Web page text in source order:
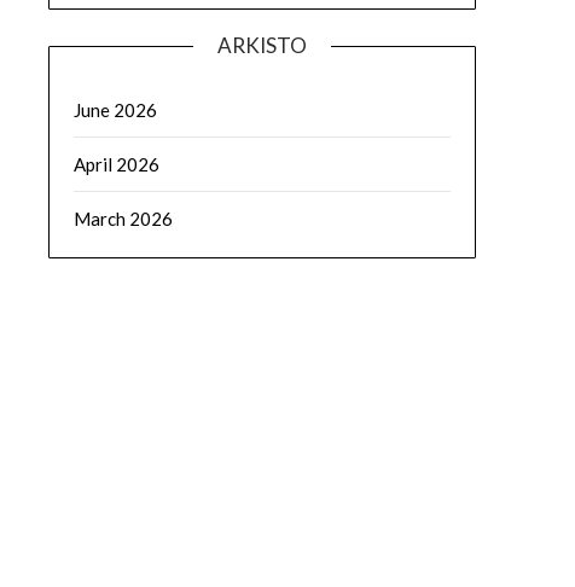
ARKISTO
June 2026
April 2026
March 2026